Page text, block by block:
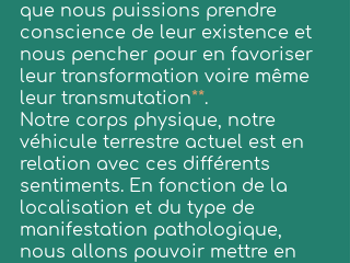
que nous puissions prendre
conscience de leur existence et
nous pencher pour en favoriser
leur transformation voire même
leur transmutation**.
Notre corps physique, notre
véhicule terrestre actuel est en
relation avec ces différents
sentiments. En fonction de la
localisation et du type de
manifestation pathologique,
nous allons pouvoir mettre en